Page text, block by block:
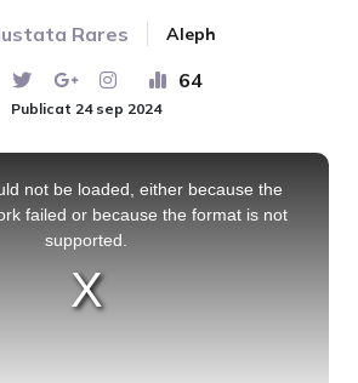
Rares Aleph
64
Publicat 24 sep 2024
not be loaded, either because the
failed or because the format is not
supported.